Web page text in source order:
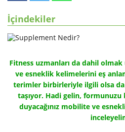
İçindekiler
Fitness uzmanları da dahil
ve esneklik kelimelerini eş
terimler birbirleriyle ilgili olsa da
taşıyor. Hadi gelin, formunuzu
duyacağınız mobilite ve